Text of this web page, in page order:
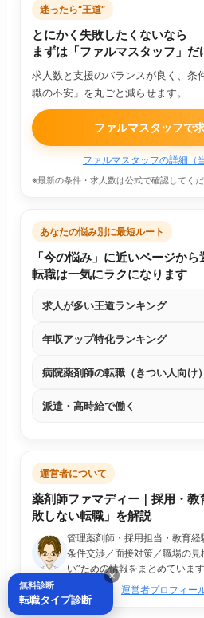
迷ったら“王道”
とにかく失敗したくないなら
まずは「ファルマスタッフ」だ
求人数と支援のバランスが良く、条
職の不安」を丸ごと減らせます。
ファルマスタッフで
ファルマスタッフの詳細（
※最新の条件・求人数は公式で確認してくだ
あなたの悩み別に最短ルート
「今の悩み」に近いページから
転職は一気にラクになります
求人が多い王道ランキング
年収アップ特化ランキング
病院薬剤師の転職（きつい人向け）
派遣・高時給で働く
運営者について
薬剤師ファマディー｜採用・
敗しない転職」を解説
管理薬剤師・採用担当・教育経
条件交渉／面接対策／職場の見
い”ための情報をまとめています
運営者プロフィー
×
無料診断
転職タイプ診断